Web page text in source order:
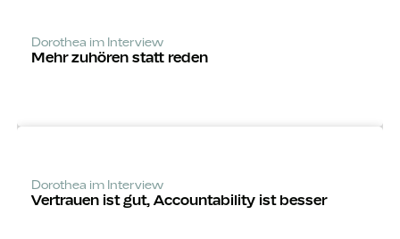
Dorothea im Interview
Mehr zuhören statt reden
Dorothea im Interview
Vertrauen ist gut, Accounta­bility ist besser